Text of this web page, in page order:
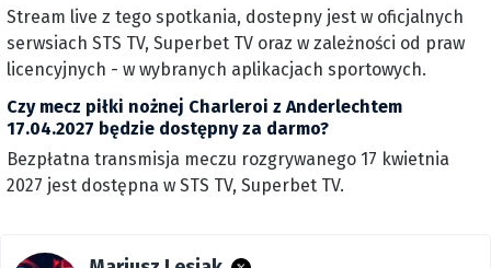
Stream live z tego spotkania, dostepny jest w oficjalnych
serwsiach STS TV, Superbet TV oraz w zależności od praw
licencyjnych - w wybranych aplikacjach sportowych.
Czy mecz piłki nożnej Charleroi z Anderlechtem
17.04.2027 będzie dostępny za darmo?
Bezpłatna transmisja meczu rozgrywanego 17 kwietnia
2027 jest dostępna w STS TV, Superbet TV.